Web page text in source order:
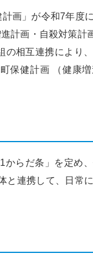
画」が令和7年度
計画・自殺対策計
相互連携により
保健計画 （健康
らだ条」を定め
と連携して、日常